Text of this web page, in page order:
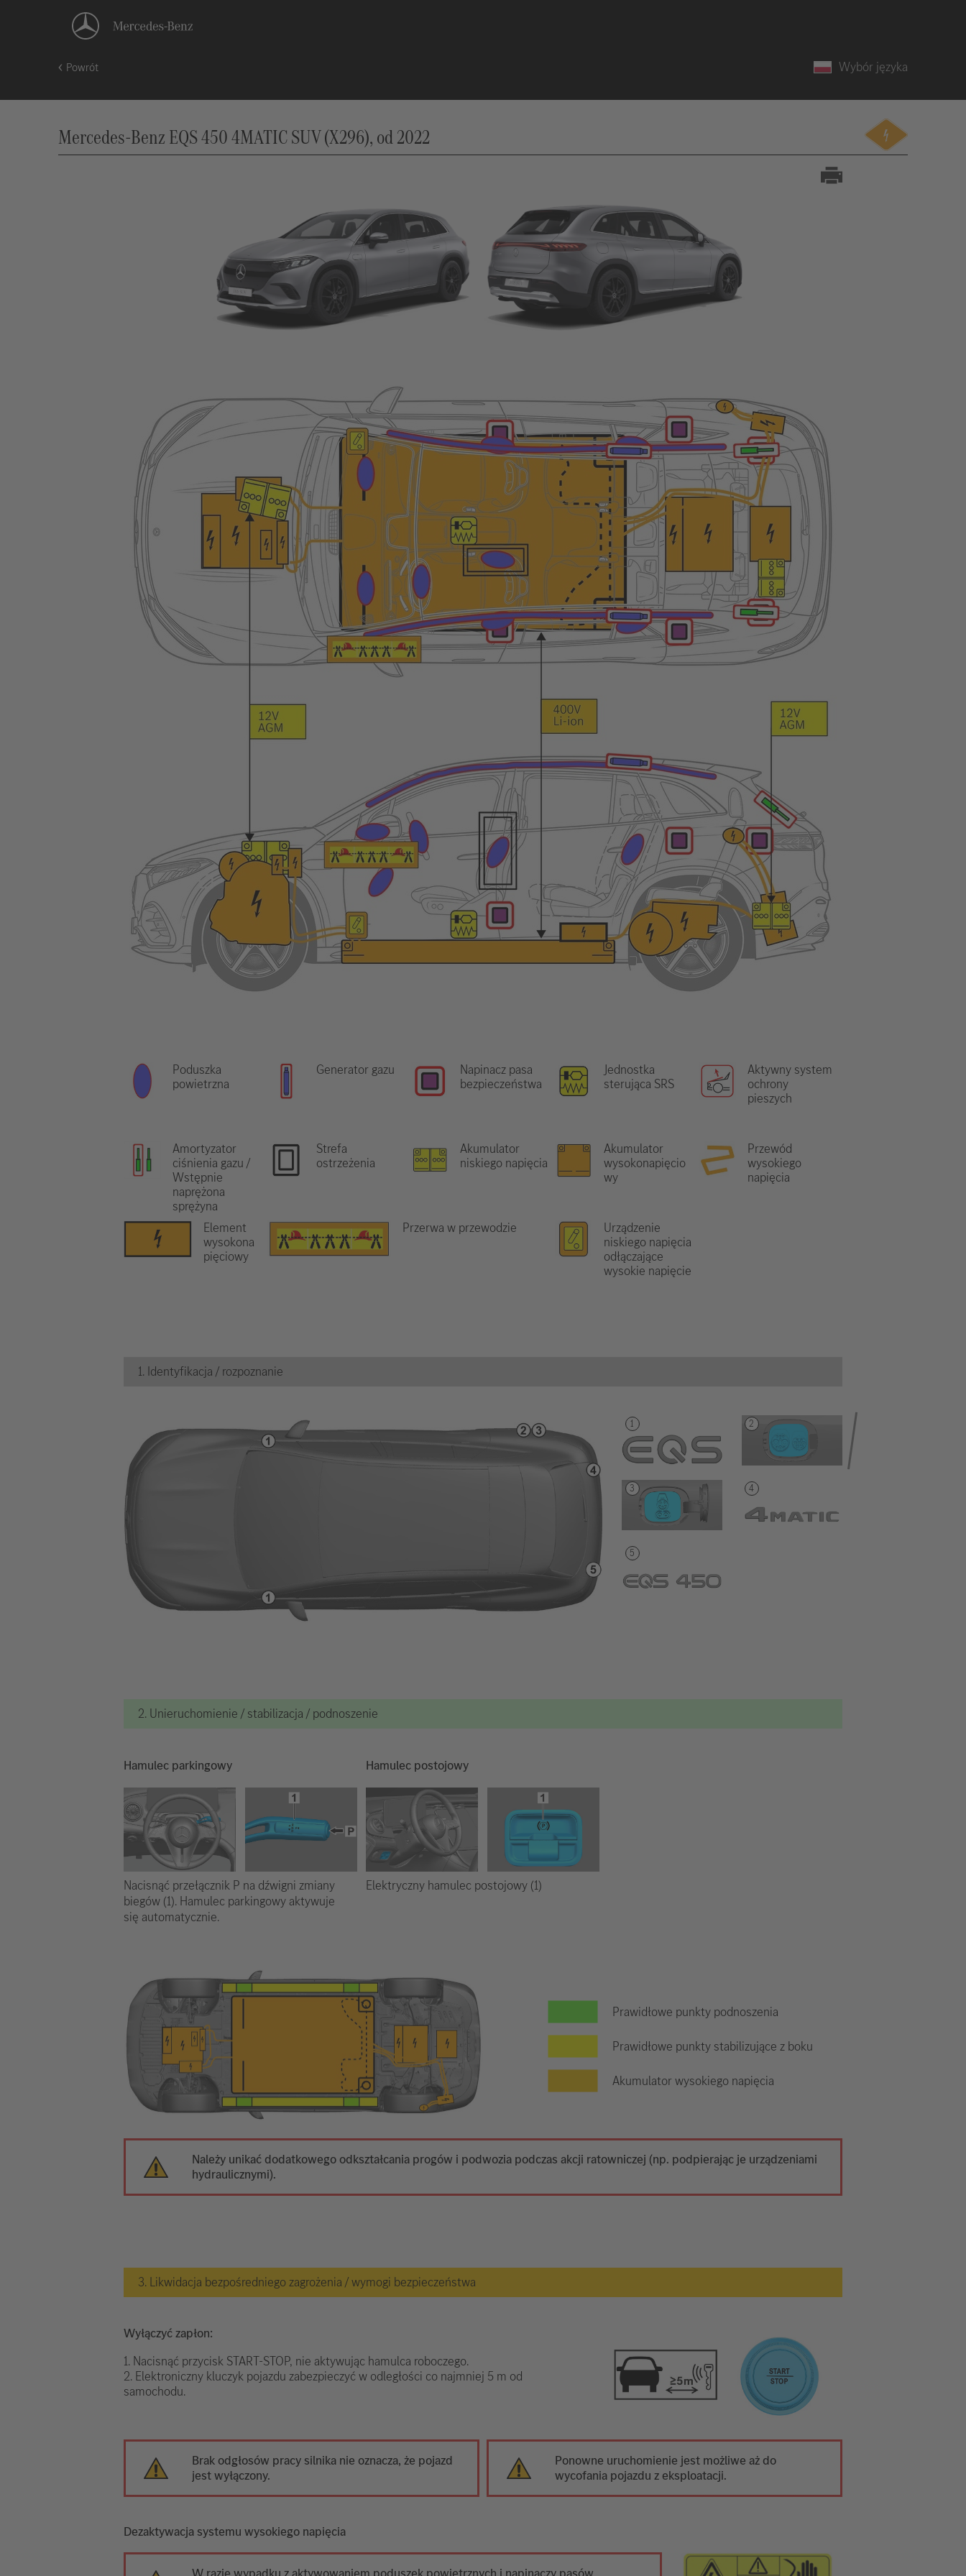
Powrót Wybór języka
Mercedes-Benz EQS 450 4MATIC SUV (X296), od 2022
Poduszka
powietrzna
Generator gazu
Napinacz pasa
bezpieczeństwa
Jednostka
sterująca SRS
Aktywny system
ochrony
pieszych
Amortyzator
ciśnienia gazu /
Wstępnie
naprężona
sprężyna
Strefa
ostrzeżenia
Akumulator
niskiego napięcia
Akumulator
wysokonapięcio
wy
Przewód
wysokiego
napięcia
Element
wysokona
pięciowy
Przerwa w przewodzie
Urządzenie
niskiego napięcia
odłączające
wysokie napięcie
1. Identyfikacja / rozpoznanie
2. Unieruchomienie / stabilizacja / podnoszenie
Hamulec parkingowy
Nacisnąć przełącznik P na dźwigni zmiany
biegów (1). Hamulec parkingowy aktywuje
się automatycznie.
Hamulec postojowy
Elektryczny hamulec postojowy (1)
Prawidłowe punkty podnoszenia
Prawidłowe punkty stabilizujące z boku
Akumulator wysokiego napięcia
Należy unikać dodatkowego odkształcania progów i podwozia podczas akcji ratowniczej (np. podpierając je urządzeniami
hydraulicznymi).
3. Likwidacja bezpośredniego zagrożenia / wymogi bezpieczeństwa
Wyłączyć zapłon:
1. Nacisnąć przycisk START-STOP, nie aktywując hamulca roboczego.
2. Elektroniczny kluczyk pojazdu zabezpieczyć w odległości co najmniej 5 m od
samochodu.
Brak odgłosów pracy silnika nie oznacza, że pojazd
jest wyłączony.
Ponowne uruchomienie jest możliwe aż do
wycofania pojazdu z eksploatacji.
Dezaktywacja systemu wysokiego napięcia